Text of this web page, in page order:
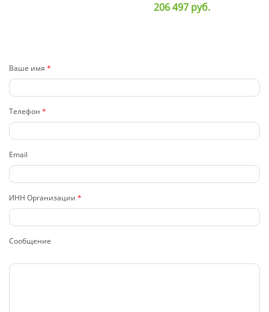
206 497 руб.
Ваше имя *
Телефон *
Email
ИНН Организации *
Сообщение